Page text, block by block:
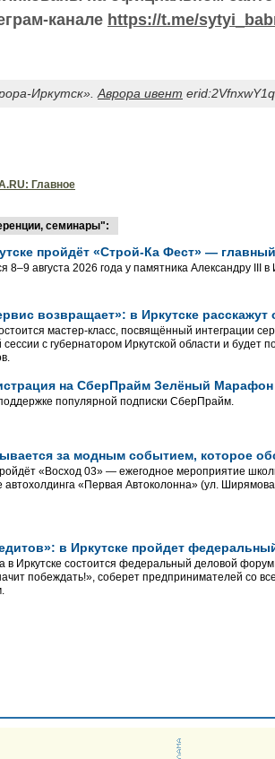
канале https://t.me/
Иркутск». Аврора ивент
Главное
семинары":
пройдёт «Строй-Ка Фест» —
8–9 августа 2026 года у памятника Александру III в
возвращает»: в Иркутске расскажут
мастер-класс, посвящённый интеграции
сессии с губернатором Иркутской области и
на СберПрайм Зелёный Марафон
популярной подписки СберПрайм.
за модным событием, которое
«Восход 03» — ежегодное мероприятие
«Первая Автоколонна» (ул.
в Иркутске пройдет
в Иркутске состоится федеральный деловой
побеждать!», соберет предпринимателей со